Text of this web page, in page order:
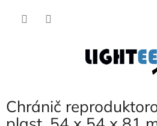
Chránič